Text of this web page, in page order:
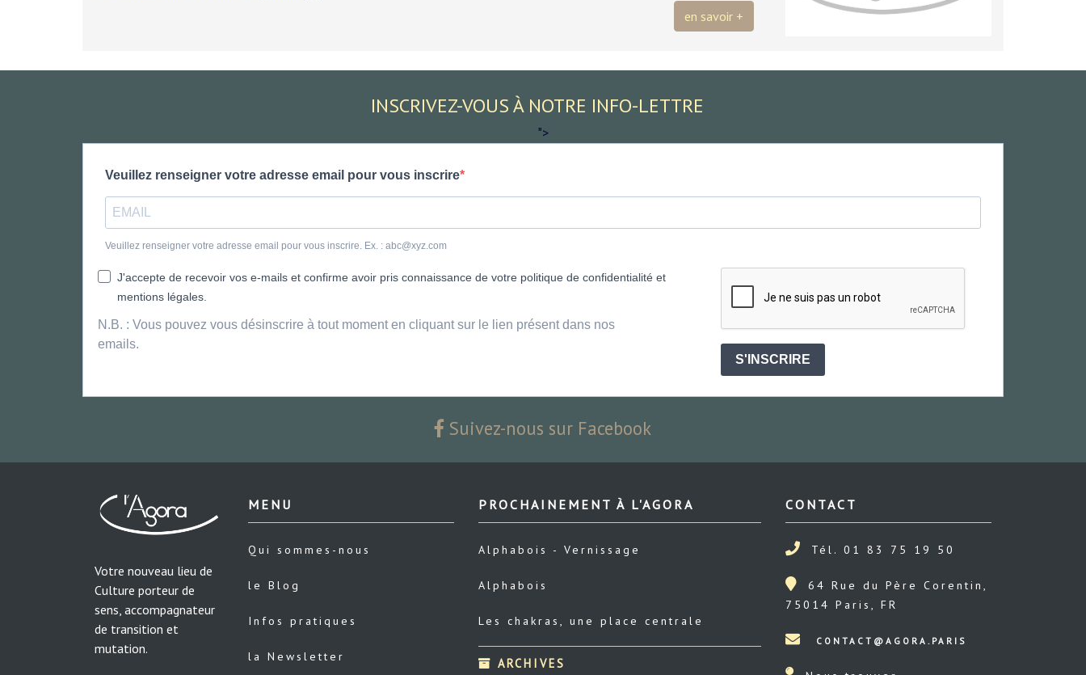
en savoir +
INSCRIVEZ-VOUS À NOTRE INFO-LETTRE
">
Veuillez renseigner votre adresse email pour vous inscrire
Veuillez renseigner votre adresse email pour vous inscrire. Ex. : abc@xyz.com
J'accepte de recevoir vos e-mails et confirme avoir pris connaissance de votre politique de confidentialité et
mentions légales.
N.B. : Vous pouvez vous désinscrire à tout moment en cliquant sur le lien présent dans nos
emails.
S'INSCRIRE
Suivez-nous sur Facebook
Votre nouveau lieu de
Culture porteur de
sens, accompagnateur
de transition et
mutation.
MENU
Qui sommes-nous
le Blog
Infos pratiques
la Newsletter
PROCHAINEMENT À L'AGORA
Alphabois - Vernissage
Alphabois
Les chakras, une place centrale
ARCHIVES
CONTACT
Tél. 01 83 75 19 50
64 Rue du Père Corentin,
75014 Paris, FR